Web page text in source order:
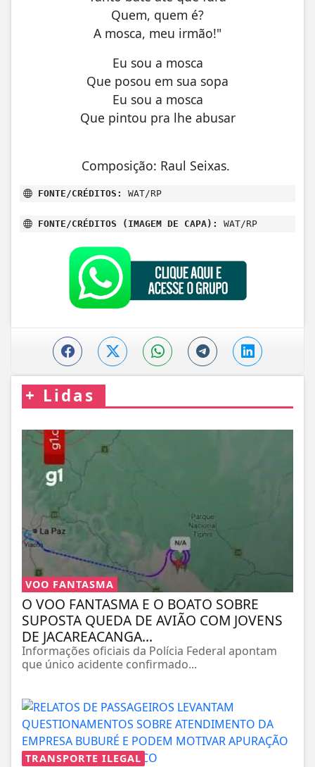
Quem, quem é?
A mosca, meu irmão!"
Eu sou a mosca
Que posou em sua sopa
Eu sou a mosca
Que pintou pra lhe abusar
Composição: Raul Seixas.
FONTE/CRÉDITOS: WAT/RP
FONTE/CRÉDITOS (IMAGEM DE CAPA): WAT/RP
+ Lidas
VOO FANTASMA
O VOO FANTASMA E O BOATO SOBRE
SUPOSTA QUEDA DE AVIÃO COM JOVENS
DE JACAREACANGA...
Informações oficiais da Polícia Federal apontam
que único acidente confirmado...
TRANSPORTE ILEGAL